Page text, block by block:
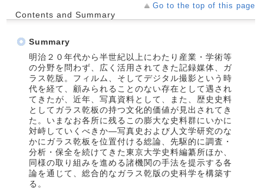
Go to the top of this page
Contents and Summary
Summary
明治２０年代から半世紀以上にわたり産業・学術等
の分野を問わず、広く活用されてきた記録媒体、ガ
ラス乾版。フィルム、そしてデジタル撮影という時
代を経て、顧みられることのない存在として遇され
てきたが、近年、写真資料として、また、歴史史料
としてガラス乾板の持つ文化的価値が見出されてき
た。いまなお各所に残るこの膨大な史料群にいかに
対峙していくべきか―写真史および人文学研究のな
かにガラス乾板を位置付ける総論、先駆的に調査・
分析・保全を続けてきた東京大学史料編纂所ほか、
同様の取り組みを進める諸機関の手法を提示する各
論を通じて、総合的なガラス乾版の史科学を構築す
る。